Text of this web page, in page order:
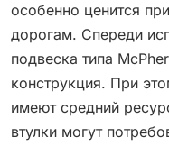
особенно ценится
дорогам. Спереди
подвеска типа
конструкция. При
имеют средний
втулки могут